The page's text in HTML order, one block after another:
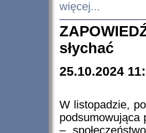
więcej...
słychać
25.10.2024
W listopadzie,
podsumowująca
–